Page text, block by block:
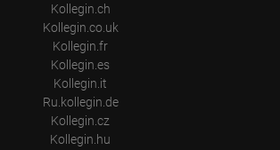
Kollegin.ch
Kollegin.co.uk
Kollegin.fr
Kollegin.es
Kollegin.it
Ru.kollegin.de
Kollegin.cz
Kollegin.hu